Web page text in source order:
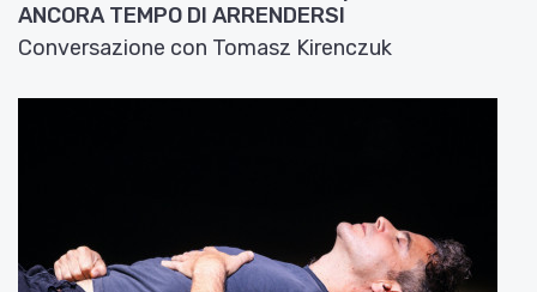
ANCORA TEMPO DI ARRENDERSI
Conversazione con Tomasz Kirenczuk